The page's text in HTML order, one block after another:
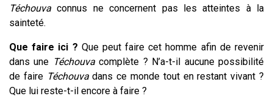
Téchouva connus ne concernent pas les atteintes à la
sainteté.
Que faire ici ? Que peut faire cet homme afin de revenir
dans une Téchouvacomplète ? N’a-t-il aucune possibilité
de faire Téchouvadans ce monde tout en restant vivant ?
Que lui reste-t-il encore à faire ?